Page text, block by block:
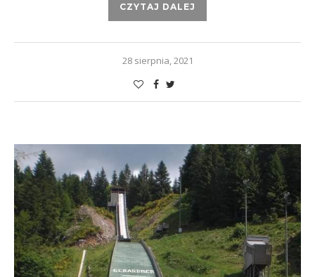
CZYTAJ DALEJ
28 sierpnia, 2021